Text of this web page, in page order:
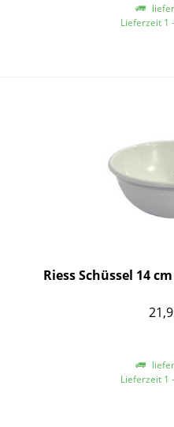
Lieferzeit 1
Riess Schüssel 14
Lieferzeit 1